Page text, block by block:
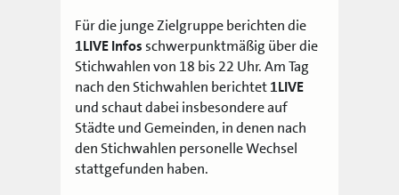
Für die junge Zielgruppe berichten die
1LIVE Infosschwerpunktmäßig über die
Stichwahlen von 18 bis 22 Uhr. Am Tag
nach den Stichwahlen berichtet1LIVE
und schaut dabei insbesondere auf
Städte und Gemeinden, in denen nach
den Stichwahlen personelle Wechsel
stattgefunden haben.